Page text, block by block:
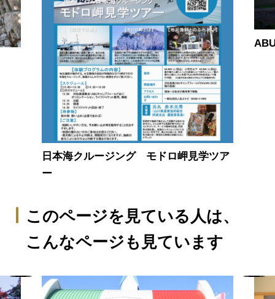
日本海クルージング モドロ岬見学ツア
ー
このページを見ている人は、
こんなページも見ています